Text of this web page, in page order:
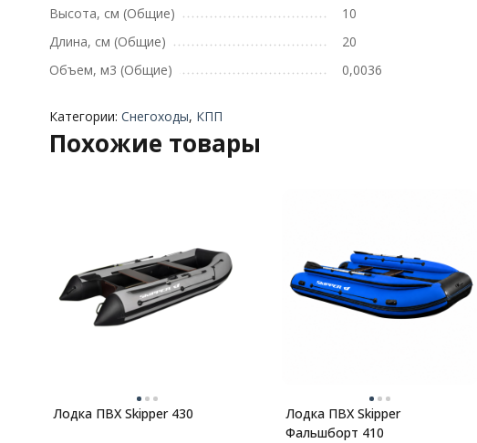
Высота, см (Общие)
10
Длина, см (Общие)
20
Объем, м3 (Общие)
0,0036
Категории: Снегоходы, КПП
Похожие товары
Лодка ПВХ Skipper 430
Лодка ПВХ Skipper
Фальшборт 410